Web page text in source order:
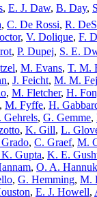
, E. J. Daw, B. Day,
, C. De Rossi, R.
, V. Dolique, F.
, P. Dupej, S. E.
, M. Evans, T. M.
, J. Feicht, M. M.
, M. Fletcher, H.
, M. Fyffe, H.
Gehrels, G. Gemme,
, K. Gill, L.
, C. Graef, M.
Gupta, K. E.
, O. A.
, G. Hemming, M.
, E. J. Howell,